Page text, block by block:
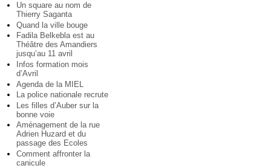
Un square au nom de
Thierry Saganta
Quand la ville bouge
Fadila Belkebla est au
Théâtre des Amandiers
jusqu’au 11 avril
Infos formation mois
d’Avril
Agenda de la MIEL
La police nationale recrute
Les filles d’Auber sur la
bonne voie
Aménagement de la rue
Adrien Huzard et du
passage des Ecoles
Comment affronter la
canicule